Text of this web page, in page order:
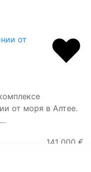
от
от моря в Алтее.
141 000 €